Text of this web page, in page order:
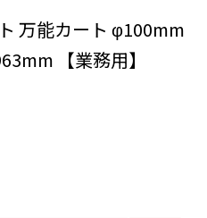
万能カート φ100mm
【業務用】